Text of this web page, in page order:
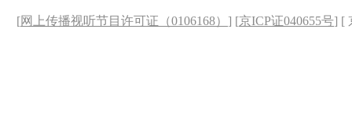
[网上传播视听节目许可证（0106168） ] [京ICP证040655号] [